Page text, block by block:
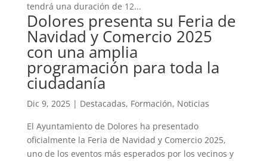
tendrá una duración de 12...
Dolores presenta su Feria de
Navidad y Comercio 2025
con una amplia
programación para toda la
ciudadanía
Dic 9, 2025| Destacadas, Formación, Noticias
El Ayuntamiento de Dolores ha presentado
oficialmente la Feria de Navidad y Comercio 2025,
uno de los eventos más esperados por los vecinos y